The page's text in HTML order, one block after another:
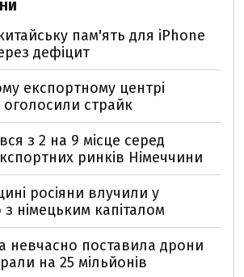
пам'ять для iPhone
дефіцит
експортному центрі
оголосили страйк
з 2 на 9 місце серед
ринків Німеччини
росіяни влучили у
з німецьким капіталом
невчасно поставила дрони
на 25 мільйонів